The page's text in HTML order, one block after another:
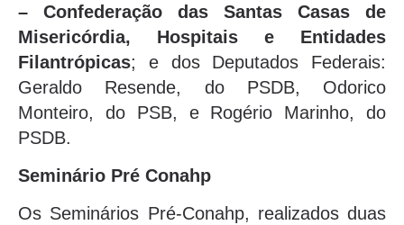
– Confederação das Santas Casas de
Misericórdia, Hospitais e Entidades
Filantrópicas; e dos Deputados Federais:
Geraldo Resende, do PSDB, Odorico
Monteiro, do PSB, e Rogério Marinho, do
PSDB.
Seminário Pré Conahp
Os Seminários Pré-Conahp, realizados duas